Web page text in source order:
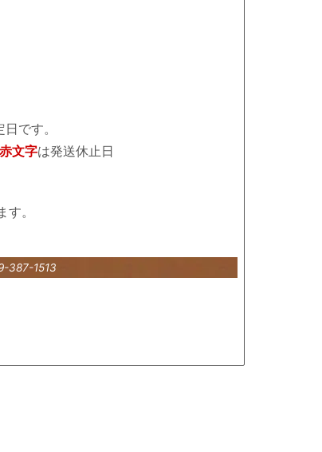
です。
赤文字は発送休止日
。
387-1513